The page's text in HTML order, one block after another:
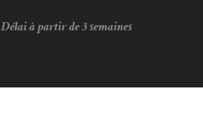
Délai à partir de 3 semaines